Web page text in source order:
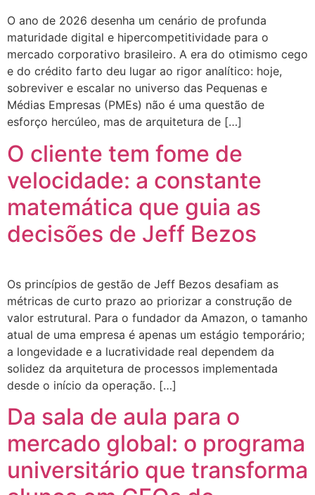
O ano de 2026 desenha um cenário de profunda
maturidade digital e hipercompetitividade para o
mercado corporativo brasileiro. A era do otimismo cego
e do crédito farto deu lugar ao rigor analítico: hoje,
sobreviver e escalar no universo das Pequenas e
Médias Empresas (PMEs) não é uma questão de
esforço hercúleo, mas de arquitetura de […]
O cliente tem fome de
velocidade: a constante
matemática que guia as
decisões de Jeff Bezos
Os princípios de gestão de Jeff Bezos desafiam as
métricas de curto prazo ao priorizar a construção de
valor estrutural. Para o fundador da Amazon, o tamanho
atual de uma empresa é apenas um estágio temporário;
a longevidade e a lucratividade real dependem da
solidez da arquitetura de processos implementada
desde o início da operação. […]
Da sala de aula para o
mercado global: o programa
universitário que transforma